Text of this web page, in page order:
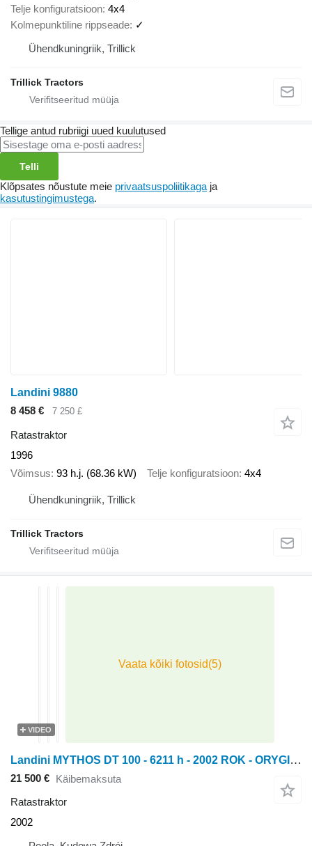
Telje konfiguratsioon 4x4
Kolmepunktiline rippseade ✓
Ühendkuningriik, Trillick
Trillick Tractors
Tellige antud rubriigi uued kuulutused
Telli
Klõpsates nõustute meie privaatsuspoliitikaga ja
kasutustingimustega.
Landini 9880
8 458 €
7 250 £
Ratastraktor
1996
Võimsus 93 h.j. (68.36 kW) Telje konfiguratsioon 4x4
Ühendkuningriik, Trillick
Trillick Tractors
VIDEO
Landini MYTHOS DT 100 - 6211 h - 2002 ROK - ORYGINALNE OPONY
21 500 € Käibemaksuta
Ratastraktor
2002